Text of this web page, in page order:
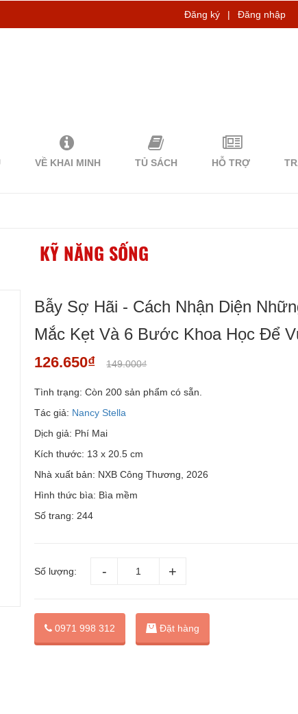
Đăng ký | Đăng nhập
VỀ KHAI MINH TỦ SÁCH HỖ TRỢ
KỸ NĂNG SỐNG
Bẫy Sợ Hãi - Cách Nhận Diện
Mắc Kẹt Và 6 Bước Khoa Học Để
126.650₫ 149.000₫
Tình trạng: Còn 200 sản phẩm có sẵn.
Tác giả: Nancy Stella
Dịch giả: Phí Mai
Kích thước: 13 x 20.5 cm
Nhà xuất bản: NXB Công Thương, 2026
Hình thức bìa: Bìa mềm
Số trang: 244
Số lượng:
0971 998 312 Đặt hàng